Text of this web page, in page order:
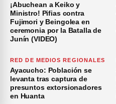
¡Abuchean a Keiko y
Ministro! Pifias contra
Fujimori y Beingolea en
ceremonia por la Batalla de
Junín (VIDEO)
RED DE MEDIOS REGIONALES
Ayacucho: Población se
levanta tras captura de
presuntos extorsionadores
en Huanta